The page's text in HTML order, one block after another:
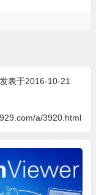
发表于2016-10-21
a/3920.html